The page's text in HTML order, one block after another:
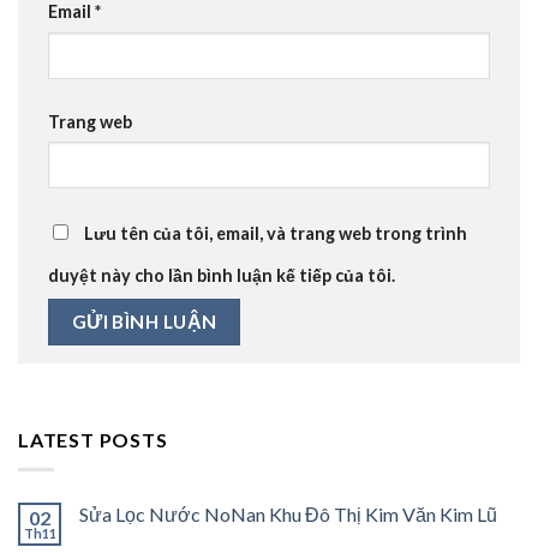
Email *
Trang web
Lưu tên của tôi, email, và trang web trong trình
duyệt này cho lần bình luận kế tiếp của tôi.
LATEST POSTS
02
Th11
Sửa Lọc Nước NoNan Khu Đô Thị Kim Văn Kim Lũ